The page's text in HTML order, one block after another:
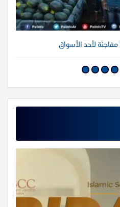
مفاجئة لأحد الأسواق